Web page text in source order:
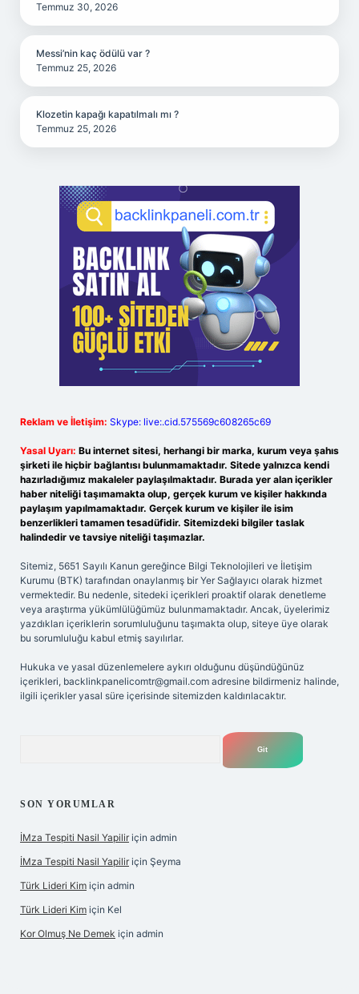
Temmuz 30, 2026
Messi’nin kaç ödülü var ?
Temmuz 25, 2026
Klozetin kapağı kapatılmalı mı ?
Temmuz 25, 2026
Reklam ve İletişim: Skype: live:.cid.575569c608265c69
Yasal Uyarı: Bu internet sitesi, herhangi bir marka, kurum veya şahıs
şirketi ile hiçbir bağlantısı bulunmamaktadır. Sitede yalnızca kendi
hazırladığımız makaleler paylaşılmaktadır. Burada yer alan içerikler
haber niteliği taşımamakta olup, gerçek kurum ve kişiler hakkında
paylaşım yapılmamaktadır. Gerçek kurum ve kişiler ile isim
benzerlikleri tamamen tesadüfidir. Sitemizdeki bilgiler taslak
halindedir ve tavsiye niteliği taşımazlar.
Sitemiz, 5651 Sayılı Kanun gereğince Bilgi Teknolojileri ve İletişim
Kurumu (BTK) tarafından onaylanmış bir Yer Sağlayıcı olarak hizmet
vermektedir. Bu nedenle, sitedeki içerikleri proaktif olarak denetleme
veya araştırma yükümlülüğümüz bulunmamaktadır. Ancak, üyelerimiz
yazdıkları içeriklerin sorumluluğunu taşımakta olup, siteye üye olarak
bu sorumluluğu kabul etmiş sayılırlar.
Hukuka ve yasal düzenlemelere aykırı olduğunu düşündüğünüz
içerikleri, backlinkpanelicomtr@gmail.com adresine bildirmeniz halinde,
ilgili içerikler yasal süre içerisinde sitemizden kaldırılacaktır.
SON YORUMLAR
İMza Tespiti Nasil Yapilir için admin
İMza Tespiti Nasil Yapilir için Şeyma
Türk Lideri Kim için admin
Türk Lideri Kim için Kel
Kor Olmuş Ne Demek için admin